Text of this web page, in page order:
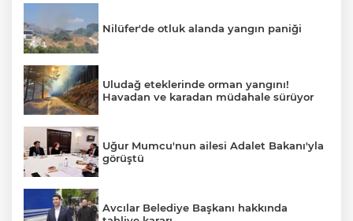
Nilüfer'de otluk alanda yangın paniği
Uludağ eteklerinde orman yangını!
Havadan ve karadan müdahale sürüyor
Uğur Mumcu'nun ailesi Adalet Bakanı'yla
görüştü
Avcılar Belediye Başkanı hakkında